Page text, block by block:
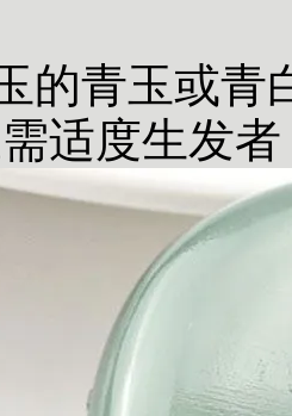
青玉或青
适度生发